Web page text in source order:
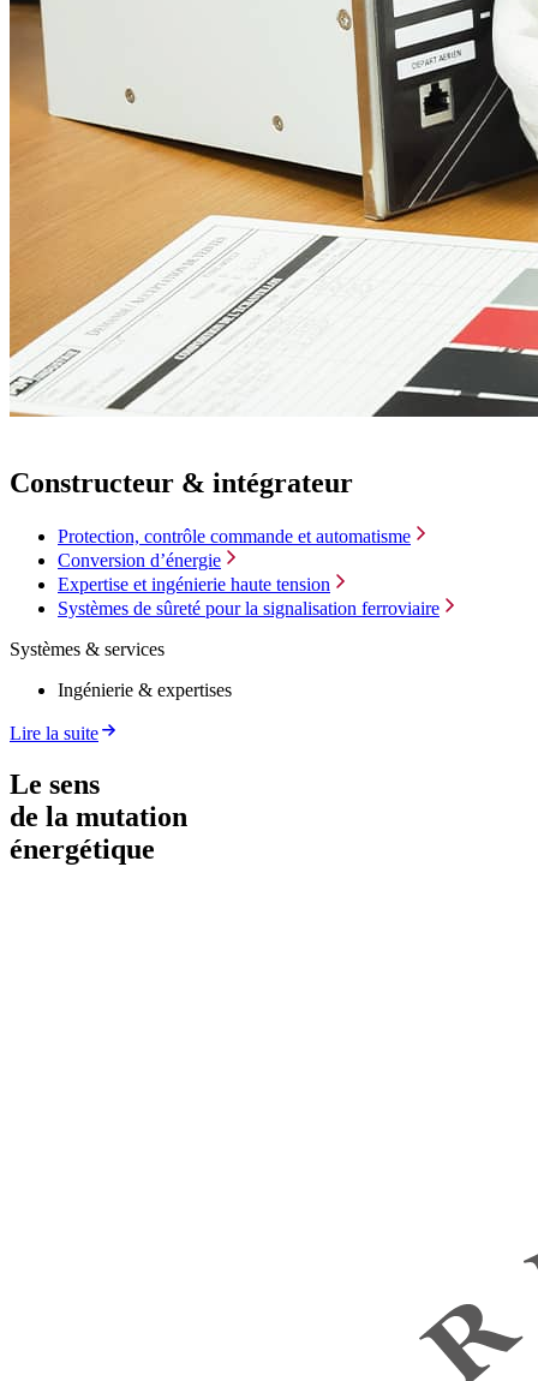
Constructeur & intégrateur
Protection, contrôle commande et automatisme
Conversion d’énergie
Expertise et ingénierie haute tension
Systèmes de sûreté pour la signalisation ferroviaire
Systèmes & services
Ingénierie & expertises
Lire la suite
Le sens
de la mutation
énergétique